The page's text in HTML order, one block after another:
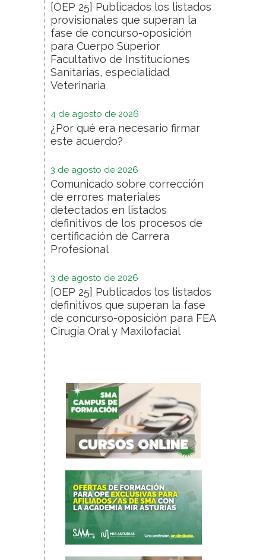
[OEP 25] Publicados los listados
provisionales que superan la
fase de concurso-oposición
para Cuerpo Superior
Facultativo de Instituciones
Sanitarias, especialidad
Veterinaria
4 de agosto de 2026
¿Por qué era necesario firmar
este acuerdo?
3 de agosto de 2026
Comunicado sobre corrección
de errores materiales
detectados en listados
definitivos de los procesos de
certificación de Carrera
Profesional
3 de agosto de 2026
[OEP 25] Publicados los listados
definitivos que superan la fase
de concurso-oposición para FEA
Cirugía Oral y Maxilofacial